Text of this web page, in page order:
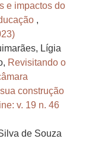
e impactos do
,
Lígia
Revisitando o
construção
v. 19 n. 46
de Souza